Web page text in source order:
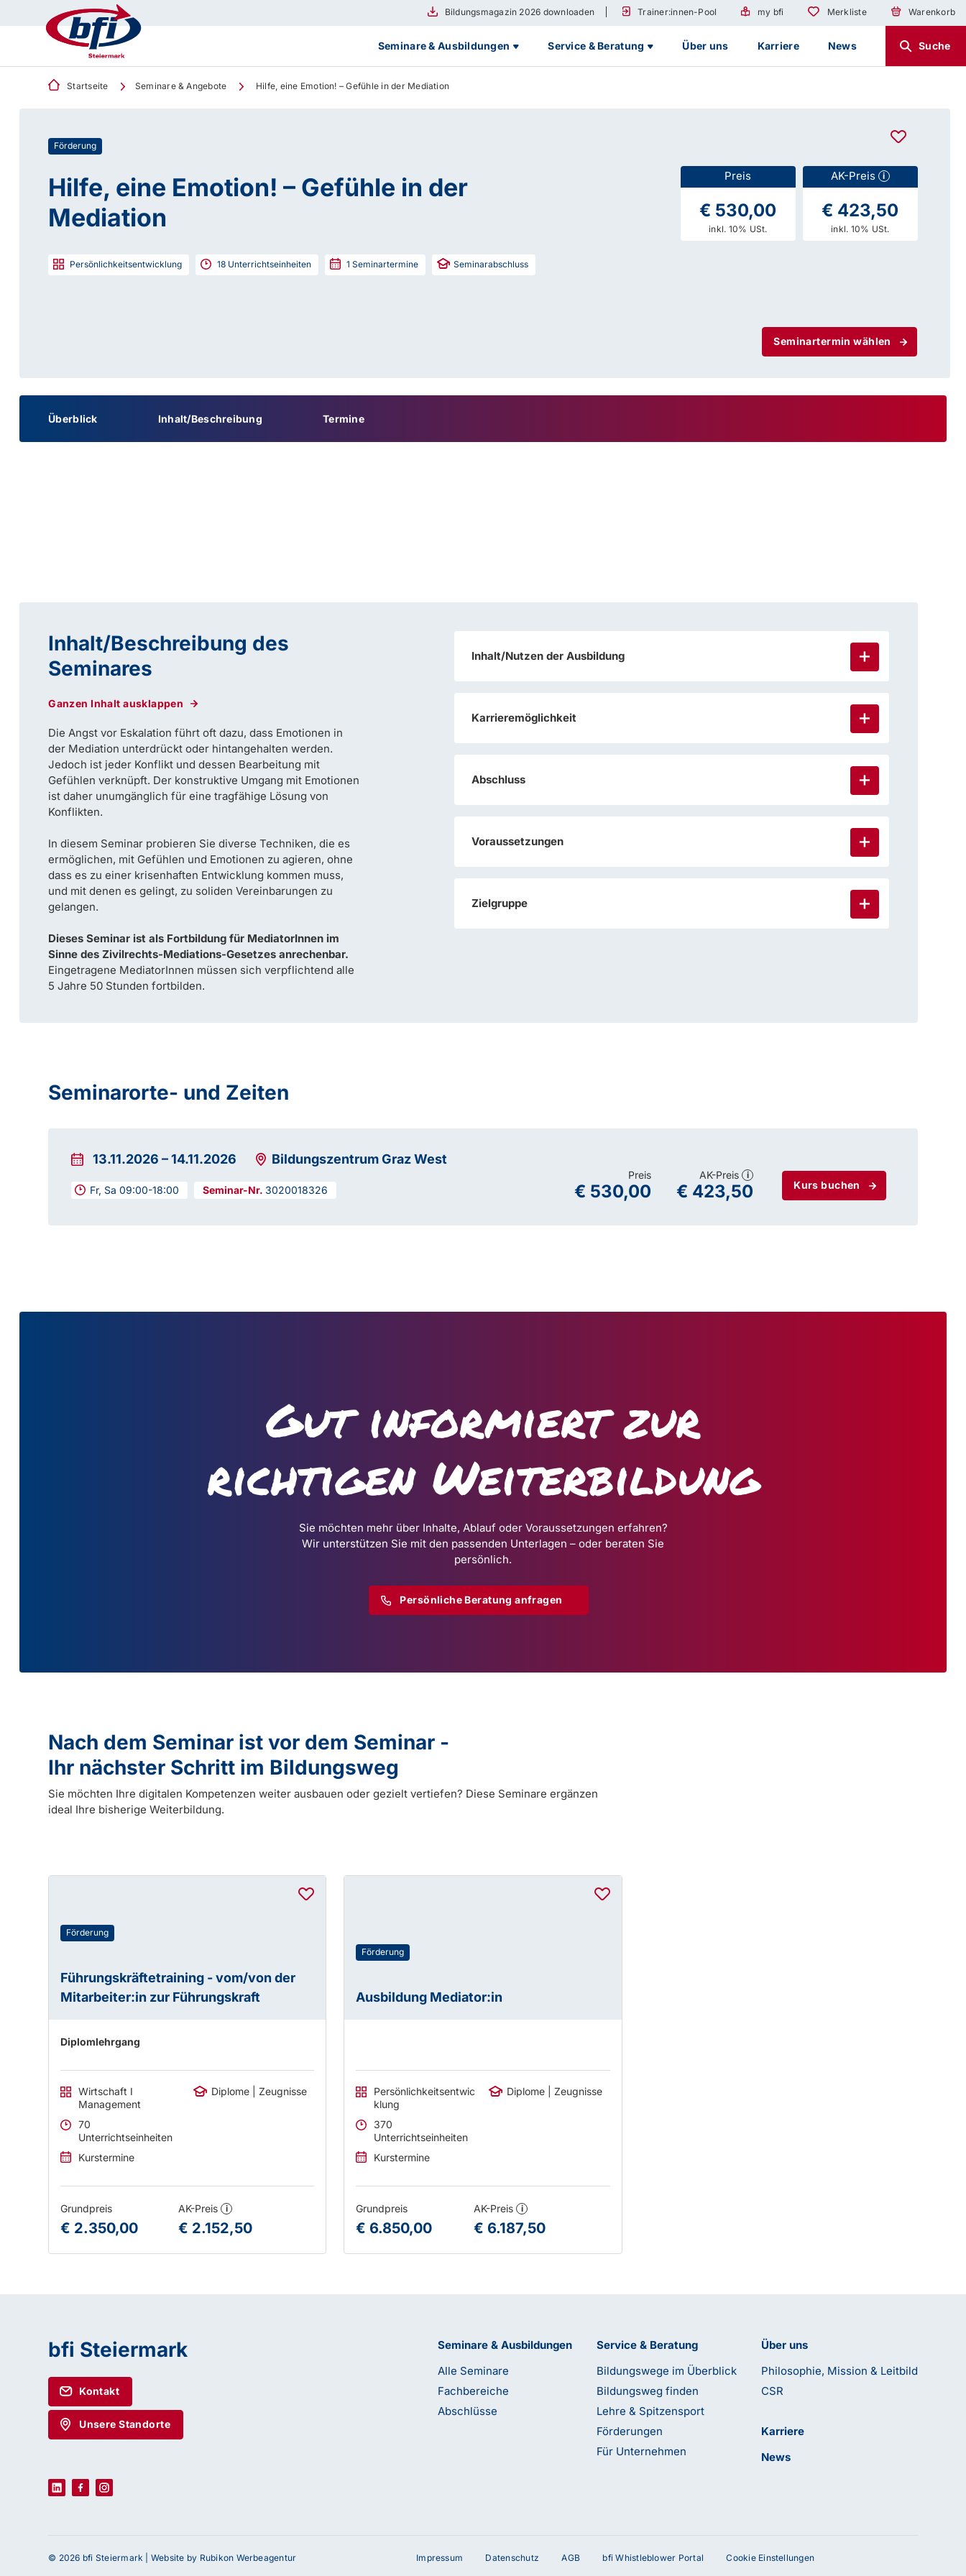
Bildungsmagazin 2026 downloaden Trainer:innen-Pool my bfi Merkliste Warenkorb
Seminare & Ausbildungen Service & Beratung Über uns Karriere News Suche
Startseite Seminare & Angebote Hilfe, eine Emotion! – Gefühle in der Mediation
Förderung
Hilfe, eine Emotion! – Gefühle in der
Mediation
Persönlichkeitsentwicklung 18 Unterrichtseinheiten 1 Seminartermine Seminarabschluss
AK-Preis i
€ 423,50
inkl. 10% USt.
Preis
€ 530,00
inkl. 10% USt.
Seminartermin wählen
Überblick Inhalt/Beschreibung Termine
Inhalt/Beschreibung des
Seminares
Ganzen Inhalt ausklappen
Die Angst vor Eskalation führt oft dazu, dass Emotionen in
der Mediation unterdrückt oder hintangehalten werden.
Jedoch ist jeder Konflikt und dessen Bearbeitung mit
Gefühlen verknüpft. Der konstruktive Umgang mit Emotionen
ist daher unumgänglich für eine tragfähige Lösung von
Konflikten.
In diesem Seminar probieren Sie diverse Techniken, die es
ermöglichen, mit Gefühlen und Emotionen zu agieren, ohne
dass es zu einer krisenhaften Entwicklung kommen muss,
und mit denen es gelingt, zu soliden Vereinbarungen zu
gelangen.
Dieses Seminar ist als Fortbildung für MediatorInnen im
Sinne des Zivilrechts-Mediations-Gesetzes anrechenbar.
Eingetragene MediatorInnen müssen sich verpflichtend alle
5 Jahre 50 Stunden fortbilden.
Inhalt/Nutzen der Ausbildung
Karrieremöglichkeit
Abschluss
Voraussetzungen
Zielgruppe
Seminarorte- und Zeiten
13.11.2026 –14.11.2026 Bildungszentrum Graz West
Fr, Sa 09:00-18:00 3020018326 Kurs buchen
AK-Preis i
€ 423,50
Preis
€ 530,00
Gut informiert zur
richtigen Weiterbildung
Sie möchten mehr über Inhalte, Ablauf oder Voraussetzungen erfahren?
Wir unterstützen Sie mit den passenden Unterlagen – oder beraten Sie
persönlich.
Persönliche Beratung anfragen
Nach dem Seminar ist vor dem Seminar -
Ihr nächster Schritt im Bildungsweg
Sie möchten Ihre digitalen Kompetenzen weiter ausbauen oder gezielt vertiefen? Diese Seminare ergänzen
ideal Ihre bisherige Weiterbildung.
Förderung
Führungskräftetraining - vom/von der
Mitarbeiter:in zur Führungskraft
Diplomlehrgang
Wirtschaft I
Management
70
Unterrichtseinheiten
Kurstermine
Diplome | Zeugnisse
Grundpreis
€ 2.350,00
AK-Preis i
€ 2.152,50
Förderung
Ausbildung Mediator:in
Persönlichkeitsentwic
klung
370
Unterrichtseinheiten
Kurstermine
Diplome | Zeugnisse
Grundpreis
€ 6.850,00
AK-Preis i
€ 6.187,50
bfi Steiermark
Kontakt
Unsere Standorte
Über uns
Philosophie, Mission & Leitbild
CSR
Karriere
News
Service & Beratung
Bildungswege im Überblick
Bildungsweg finden
Lehre & Spitzensport
Förderungen
Für Unternehmen
Seminare & Ausbildungen
Alle Seminare
Fachbereiche
Abschlüsse
© 2026 bfi Steiermark | Website by Rubikon Werbeagentur Impressum Datenschutz AGB bfi Whistleblower Portal Cookie Einstellungen